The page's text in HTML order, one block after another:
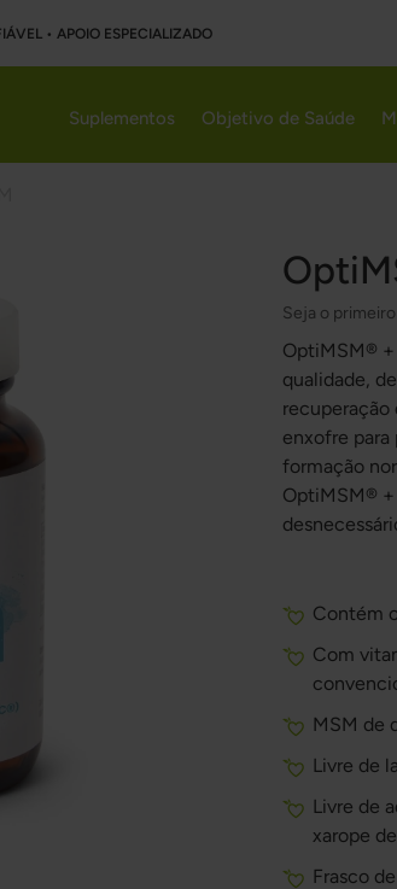
• APOIO ESPECIALIZADO
Suplementos Objetivo de Saúde
Seja o
OptiMSM®
qualidade,
enxofre
formação
OptiMSM®
Contém
Com
MSM de
Livre de
Livre de
xarope
Frasco